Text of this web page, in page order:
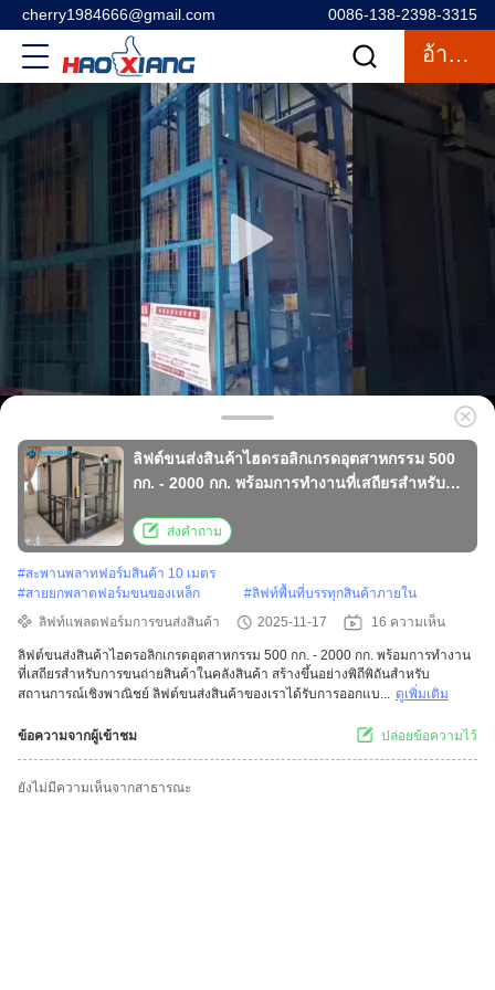
cherry1984666@gmail.com 0086-138-2398-3315
อ้างอิง
ลิฟต์ขนส่งสินค้าไฮดรอลิกเกรดอุตสาหกรรม 500
กก. - 2000 กก. พร้อมการทำงานที่เสถียรสำหรับ
ส่งคำถาม
#สะพานพลาทฟอร์มสินค้า 10 เมตร
#สายยกพลาตฟอร์มขนของเหล็ก #ลิฟท์พื้นที่บรรทุกสินค้าภายใน
ลิฟท์แพลตฟอร์มการขนส่งสินค้า
2025-11-17 16 ความเห็น
ลิฟต์ขนส่งสินค้าไฮดรอลิกเกรดอุตสาหกรรม 500 กก. - 2000 กก. พร้อมการทำงาน
ที่เสถียรสำหรับการขนถ่ายสินค้าในคลังสินค้า สร้างขึ้นอย่างพิถีพิถันสำหรับ
สถานการณ์เชิงพาณิชย์ ลิฟต์ขนส่งสินค้าของเราได้รับการออกแบ... ดูเพิ่มเติม
ข้อความจากผู้เข้าชม ปล่อยข้อความไว้
ยังไม่มีความเห็นจากสาธารณะ